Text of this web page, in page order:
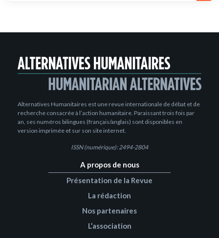
Alternatives Humanitaires est une revue internationale de débat et de
recherche consacrée à l’action humanitaire. Paraissant trois fois par
an, ses numéros bilingues (français/anglais) sont disponibles en
version imprimée et sur son site internet.
ISSN (numérique): 2494-2804
A propos de nous
Présentation de la Revue
La rédaction
Nos partenaires
L’association